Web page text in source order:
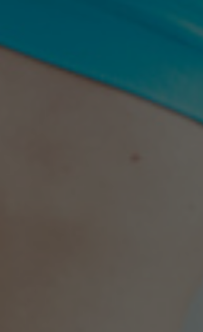
care tin